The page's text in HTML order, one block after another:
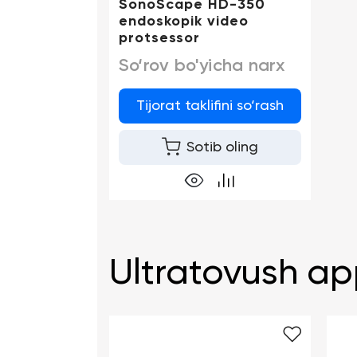
SonoScape HD-350
endoskopik video
protsessor
So‘rov bo'yicha narx
Tijorat taklifini so‘rash
Sotib oling
Ultratovush